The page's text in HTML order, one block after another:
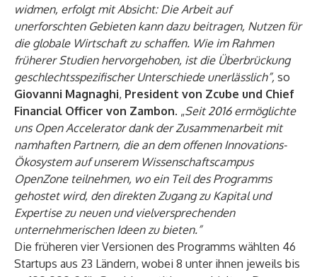
widmen, erfolgt mit Absicht: Die Arbeit auf
unerforschten Gebieten kann dazu beitragen, Nutzen für
die globale Wirtschaft zu schaffen. Wie im Rahmen
früherer Studien hervorgehoben, ist die Überbrückung
geschlechtsspezifischer Unterschiede unerlässlich”, so
Giovanni Magnaghi, President von Zcube und Chief
Financial Officer von Zambon. „Seit 2016 ermöglichte
uns Open Accelerator dank der Zusammenarbeit mit
namhaften Partnern, die an dem offenen Innovations-
Ökosystem auf unserem Wissenschaftscampus
OpenZone teilnehmen, wo ein Teil des Programms
gehostet wird, den direkten Zugang zu Kapital und
Expertise zu neuen und vielversprechenden
unternehmerischen Ideen zu bieten.”
Die früheren vier Versionen des Programms wählten 46
Startups aus 23 Ländern, wobei 8 unter ihnen jeweils bis